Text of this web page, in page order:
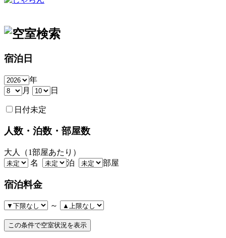
宿泊日
年
月
日
日付未定
人数・泊数・部屋数
大人（1部屋あたり）
名
泊 部屋
宿泊料金
～